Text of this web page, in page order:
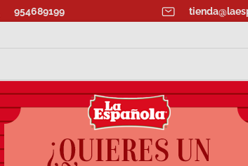
954689199
Aromatizados Aceite para Regalar
ECOAHORRO: Lata Aceite Oliva Virgen 5L